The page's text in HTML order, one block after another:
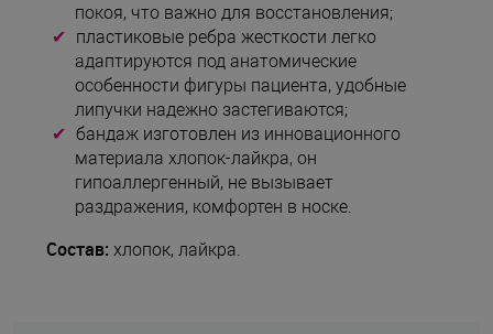
покоя, что важно для восстановления;
пластиковые ребра жесткости легко
адаптируются под анатомические
особенности фигуры пациента, удобные
липучки надежно застегиваются;
бандаж изготовлен из инновационного
материала хлопок-лайкра, он
гипоаллергенный, не вызывает
раздражения, комфортен в носке.
Состав: хлопок, лайкра.